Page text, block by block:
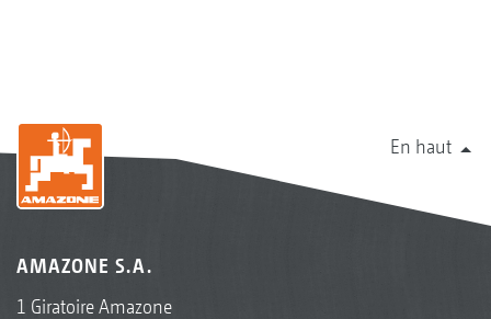
En haut
AMAZONE S.A.
1 Giratoire Amazone